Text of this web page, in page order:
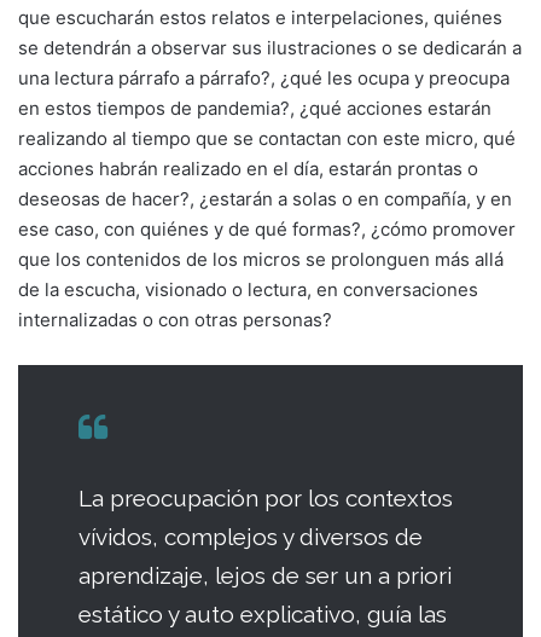
que escucharán estos relatos e interpelaciones, quiénes
se detendrán a observar sus ilustraciones o se dedicarán a
una lectura párrafo a párrafo?, ¿qué les ocupa y preocupa
en estos tiempos de pandemia?, ¿qué acciones estarán
realizando al tiempo que se contactan con este micro, qué
acciones habrán realizado en el día, estarán prontas o
deseosas de hacer?, ¿estarán a solas o en compañía, y en
ese caso, con quiénes y de qué formas?, ¿cómo promover
que los contenidos de los micros se prolonguen más allá
de la escucha, visionado o lectura, en conversaciones
internalizadas o con otras personas?
La preocupación por los contextos
vívidos, complejos y diversos de
aprendizaje, lejos de ser un a priori
estático y auto explicativo, guía las